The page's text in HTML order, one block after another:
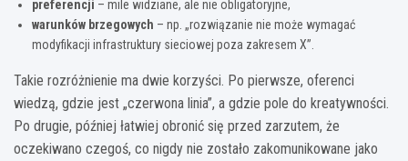
preferencji – mile widziane, ale nie obligatoryjne,
warunków brzegowych – np. „rozwiązanie nie może wymagać
modyfikacji infrastruktury sieciowej poza zakresem X”.
Takie rozróżnienie ma dwie korzyści. Po pierwsze, oferenci
wiedzą, gdzie jest „czerwona linia”, a gdzie pole do kreatywności.
Po drugie, później łatwiej obronić się przed zarzutem, że
oczekiwano czegoś, co nigdy nie zostało zakomunikowane jako